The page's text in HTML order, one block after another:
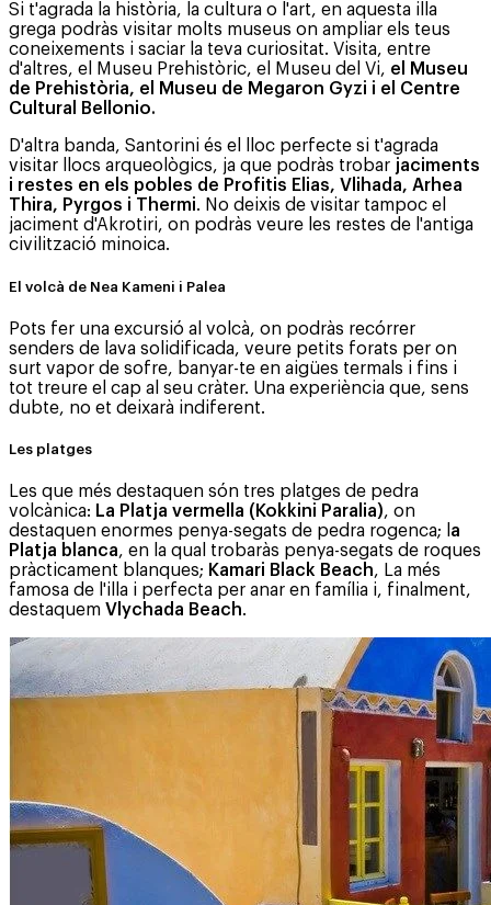
Si t'agrada la història, la cultura o l'art, en aquesta illa
grega podràs visitar molts museus on ampliar els teus
coneixements i saciar la teva curiositat. Visita, entre
d'altres, el Museu Prehistòric, el Museu del Vi, el Museu
de Prehistòria, el Museu de Megaron Gyzi i el Centre
Cultural Bellonio.
D'altra banda, Santorini és el lloc perfecte si t'agrada
visitar llocs arqueològics, ja que podràs trobar jaciments
i restes en els pobles de Profitis Elias, Vlihada, Arhea
Thira, Pyrgos i Thermi. No deixis de visitar tampoc el
jaciment d'Akrotiri, on podràs veure les restes de l'antiga
civilització minoica.
El volcà de Nea Kameni i Palea
Pots fer una excursió al volcà, on podràs recórrer
senders de lava solidificada, veure petits forats per on
surt vapor de sofre, banyar-te en aigües termals i fins i
tot treure el cap al seu cràter. Una experiència que, sens
dubte, no et deixarà indiferent.
Les platges
Les que més destaquen són tres platges de pedra
volcànica: La Platja vermella (Kokkini Paralia), on
destaquen enormes penya-segats de pedra rogenca; l a
Platja blanca, en la qual trobaràs penya-segats de roques
pràcticament blanques; Kamari Black Beach, La més
famosa de l'illa i perfecta per anar en família i, finalment,
destaquem Vlychada Beach.